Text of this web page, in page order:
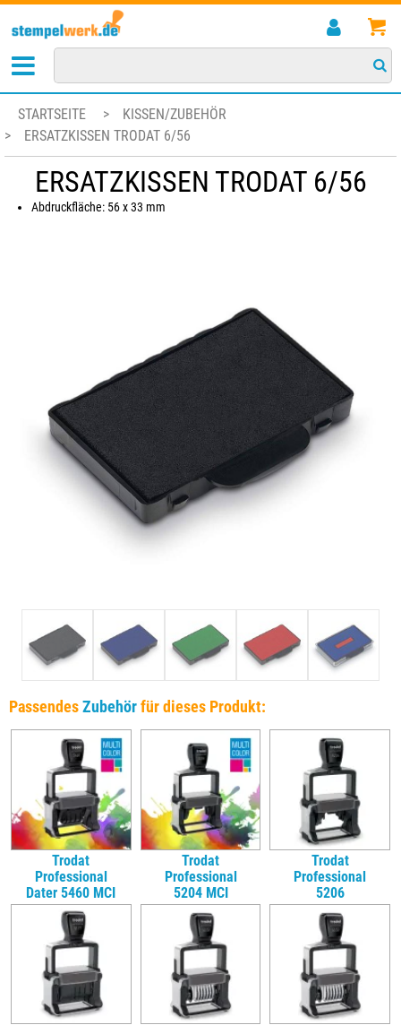
STARTSEITE >
KISSEN/ZUBEHÖR
>
ERSATZKISSEN TRODAT 6/56
ERSATZKISSEN TRODAT 6/56
Abdruckfläche: 56 x 33 mm
PassendesZubehörfür dieses Produkt:
Trodat
Professional
Dater 5460 MCI
Trodat
Professional
5204 MCI
Trodat
Professional
5206